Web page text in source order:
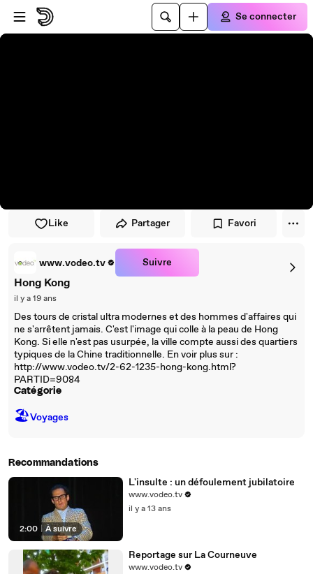
Passer au player
Passer au contenu principal
Se connecter
Like Partager Favori
www.vodeo.tv Suivre
Hong Kong
il y a 19 ans
Des tours de cristal ultra modernes et des hommes d'affaires qui
ne s'arrêtent jamais. C'est l'image qui colle à la peau de Hong
Kong. Si elle n'est pas usurpée, la ville compte aussi des quartiers
typiques de la Chine traditionnelle. En voir plus sur :
http://www.vodeo.tv/2-62-1235-hong-kong.html?
PARTID=9084
Catégorie
🏖Voyages
Recommandations
2:00 À suivre
L'insulte : un défoulement jubilatoire
www.vodeo.tv
il y a 13 ans
Reportage sur La Courneuve
www.vodeo.tv